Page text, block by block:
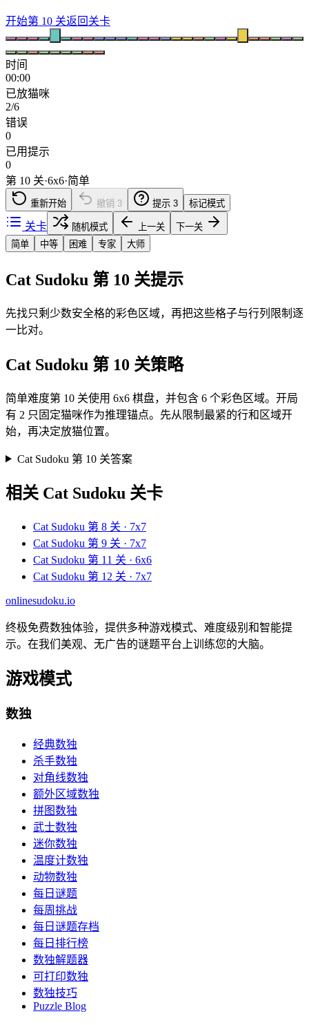
开始第 10 关返回关卡
时间
00:00
已放猫咪
2/6
错误
0
已用提示
0
第 10 关·6x6·简单
重新开始 撤销 3 提示 3 标记模式
关卡 随机模式 上一关
下一关
简单
中等 困难 专家 大师
Cat Sudoku 第 10 关提示
先找只剩少数安全格的彩色区域，再把这些格子与行列限制逐
一比对。
Cat Sudoku 第 10 关策略
简单难度第 10 关使用 6x6 棋盘，并包含 6 个彩色区域。开局
有 2 只固定猫咪作为推理锚点。先从限制最紧的行和区域开
始，再决定放猫位置。
Cat Sudoku 第 10 关答案
相关 Cat Sudoku 关卡
Cat Sudoku 第 8 关 · 7x7
Cat Sudoku 第 9 关 · 7x7
Cat Sudoku 第 11 关 · 6x6
Cat Sudoku 第 12 关 · 7x7
onlinesudoku.io
终极免费数独体验，提供多种游戏模式、难度级别和智能提
示。在我们美观、无广告的谜题平台上训练您的大脑。
游戏模式
数独
经典数独
杀手数独
对角线数独
额外区域数独
拼图数独
武士数独
迷你数独
温度计数独
动物数独
每日谜题
每周挑战
每日谜题存档
每日排行榜
数独解题器
可打印数独
数独技巧
Puzzle Blog